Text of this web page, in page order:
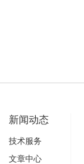
新闻动态
技术服务
文章中心